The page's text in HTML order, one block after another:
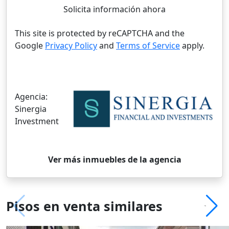
Solicita información ahora
This site is protected by reCAPTCHA and the
Google Privacy Policyand Terms of Serviceapply.
Agencia:
Sinergia
Investment
Ver más inmuebles de la agencia
Pisos en venta similares